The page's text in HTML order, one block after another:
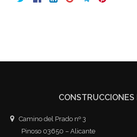
Camino del Prado nº 3
Pinoso 03650 – Alicante